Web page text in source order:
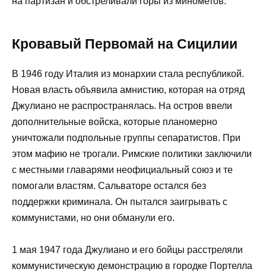
Кровавый Первомай на Сицилии
В 1946 году Италия из монархии стала республикой.
Новая власть объявила амнистию, которая на отряд
Джулиано не распространялась. На остров ввели
дополнительные войска, которые планомерно
уничтожали подпольные группы сепаратистов. При
этом мафию не трогали. Римские политики заключили
с местными главарями неофициальный союз и те
помогали властям. Сальваторе остался без
поддержки криминала. Он пытался заигрывать с
коммунистами, но они обманули его.
1 мая 1947 года Джулиано и его бойцы расстреляли
коммунистическую демонстрацию в городке Портелла